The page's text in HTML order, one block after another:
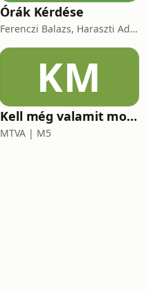
Órák Kérdése
Ferenczi Balazs, Haraszti Adam
KM
Kell még valamit mondanom, Ildikó?
MTVA | M5